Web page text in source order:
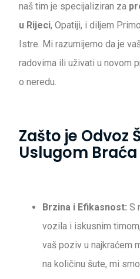
naš tim je specijaliziran za
u Rijeci, Opatiji, i diljem
Istre. Mi razumijemo da je
radovima ili uživati u novom
o neredu.
Zašto je Odvoz
Uslugom
Brzina i Efikasnost: S
vozila i iskusnim
vaš poziv u najkraćem
na količinu šute, mi